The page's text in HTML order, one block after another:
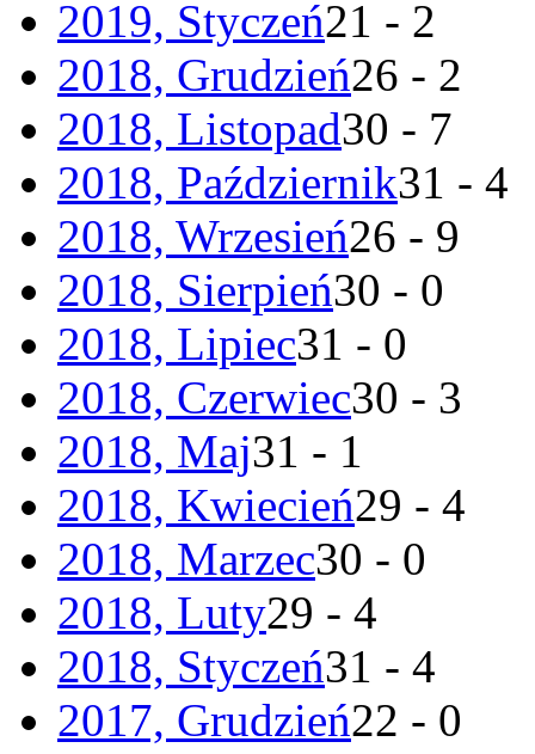
2019, Styczeń21 - 2
2018, Grudzień26 - 2
2018, Listopad30 - 7
2018, Październik31 - 4
2018, Wrzesień26 - 9
2018, Sierpień30 - 0
2018, Lipiec31 - 0
2018, Czerwiec30 - 3
2018, Maj31 - 1
2018, Kwiecień29 - 4
2018, Marzec30 - 0
2018, Luty29 - 4
2018, Styczeń31 - 4
2017, Grudzień22 - 0